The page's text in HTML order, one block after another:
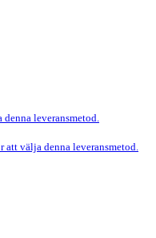
leveransmetod.
välja denna leveransmetod.